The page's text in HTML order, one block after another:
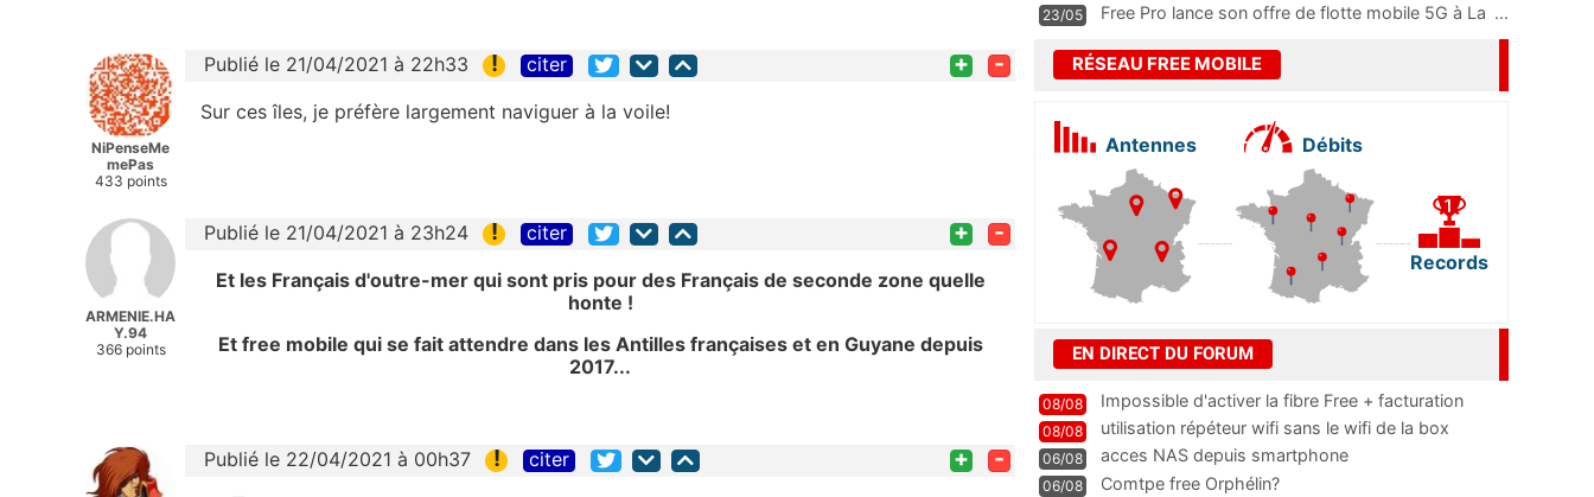
NiPenseMe
mePas
433 points
Publié le 21/04/2021 à 22h33 ! citer + -
Sur ces îles, je préfère largement naviguer à la voile!
ARMENIE.HA
Y.94
366 points
Publié le 21/04/2021 à 23h24 ! citer + -
Et les Français d'outre-mer qui sont pris pour des Français de seconde zone quelle
honte !
Et free mobile qui se fait attendre dans les Antilles françaises et en Guyane depuis
2017...
Publié le 22/04/2021 à 00h37 ! citer + -
23/05 Free Pro lance son offre de flotte mobile 5G à La ...
RÉSEAU FREE MOBILE
Antennes Débits
Records
EN DIRECT DU FORUM
08/08
Impossible d'activer la fibre Free + facturation
résiliation
08/08 utilisation répéteur wifi sans le wifi de la box
06/08 acces NAS depuis smartphone
06/08 Comtpe free Orphélin?